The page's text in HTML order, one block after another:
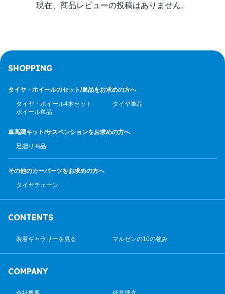
現在、商品レビューの投稿はありません。
SHOPPING
タイヤ・ホイールのセット/単品をお求めの方へ
タイヤ・ホイール4本セット
タイヤ単品
ホイール単品
車高調キット/サスペンションをお求めの方へ
足廻り商品
その他のカーパーツをお求めの方へ
タイヤチェーン
CONTENTS
装着ギャラリーを見る マルゼンの10の強み
COMPANY